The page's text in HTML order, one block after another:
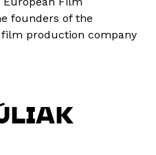
founders of the
production company